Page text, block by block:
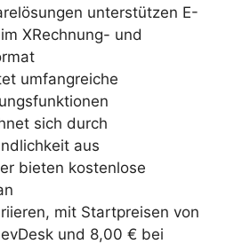
unterstützen E-
XRechnung- und
umfangreiche
sich durch
aus
bieten kostenlose
mit Startpreisen von
und 8,00 € bei